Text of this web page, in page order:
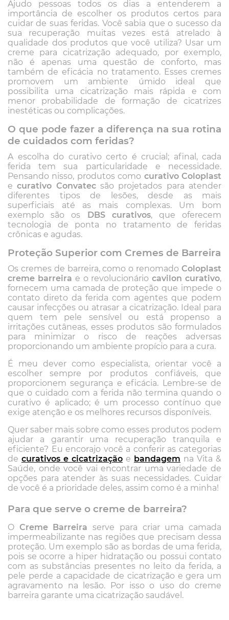
Ajudo pessoas todos os dias a entenderem a
importância de escolher os produtos certos para
cuidar de suas feridas. Você sabia que o sucesso da
sua recuperação muitas vezes está atrelado à
qualidade dos produtos que você utiliza? Usar um
creme para cicatrização adequado, por exemplo,
não é apenas uma questão de conforto, mas
também de eficácia no tratamento. Esses cremes
promovem um ambiente úmido ideal que
possibilita uma cicatrização mais rápida e com
menor probabilidade de formação de cicatrizes
inestéticas ou complicações.
O que pode fazer a diferença na sua rotina
de cuidados com feridas?
A escolha do curativo certo é crucial; afinal, cada
ferida tem sua particularidade e necessidade.
Pensando nisso, produtos como curativo Coloplast
ecurativo Convatecsão projetados para atender
diferentes tipos de lesões, desde as mais
superficiais até as mais complexas. Um bom
exemplo são os DBS curativos, que oferecem
tecnologia de ponta no tratamento de feridas
crônicas e agudas.
Proteção Superior com Cremes de Barreira
Os cremes de barreira, como o renomado Coloplast
creme barreira e o revolucionáriocavilon curativo,
fornecem uma camada de proteção que impede o
contato direto da ferida com agentes que podem
causar infecções ou atrasar a cicatrização. Ideal para
quem tem pele sensível ou está propenso a
irritações cutâneas, esses produtos são formulados
para minimizar o risco de reações adversas
proporcionando um ambiente propício para a cura.
É meu dever como especialista, orientar você a
escolher sempre por produtos confiáveis, que
proporcionem segurança e eficácia. Lembre-se de
que o cuidado com a ferida não termina quando o
curativo é aplicado; é um processo contínuo que
exige atenção e os melhores recursos disponíveis.
Quer saber mais sobre como esses produtos podem
ajudar a garantir uma recuperação tranquila e
eficiente? Eu encorajo você a conferir as categorias
de curativos e cicatrização e bandagem na Vita &
Saúde, onde você vai encontrar uma variedade de
opções para atender às suas necessidades. Cuidar
de você é a prioridade deles, assim como é a minha!
Para que serve o creme de barreira?
O Creme Barreira serve para criar uma camada
impermeabilizante nas regiões que precisam dessa
proteção. Um exemplo são as bordas de uma ferida,
pois se ocorre a hiper hidratação ou possui contato
com as substâncias presentes no leito da ferida, a
pele perde a capacidade de cicatrização e gera um
agravamento na lesão. Por isso o uso do creme
barreira garante uma cicatrização saudável.